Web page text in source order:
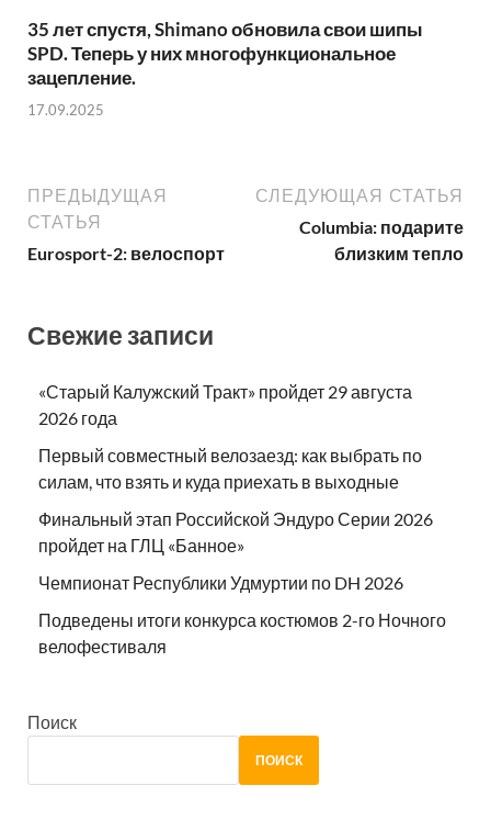
35 лет спустя, Shimano обновила свои шипы
SPD. Теперь у них многофункциональное
зацепление.
17.09.2025
ПРЕДЫДУЩАЯ
СТАТЬЯ
Eurosport-2: велоспорт
СЛЕДУЮЩАЯ СТАТЬЯ
Columbia: подарите
близким тепло
Свежие записи
«Старый Калужский Тракт» пройдет 29 августа
2026 года
Первый совместный велозаезд: как выбрать по
силам, что взять и куда приехать в выходные
Финальный этап Российской Эндуро Серии 2026
пройдет на ГЛЦ «Банное»
Чемпионат Республики Удмуртии по DH 2026
Подведены итоги конкурса костюмов 2-го Ночного
велофестиваля
Поиск
ПОИСК